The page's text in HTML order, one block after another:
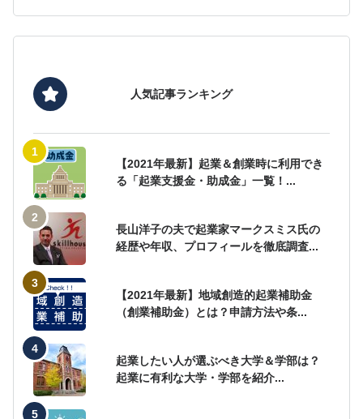
人気記事ランキング
【2021年最新】起業＆創業時に利用でき
る「起業支援金・助成金」一覧！...
長山洋子の夫で起業家マークスミス氏の
経歴や年収、プロフィールを徹底調査...
【2021年最新】地域創造的起業補助金
（創業補助金）とは？申請方法や条...
起業したい人が選ぶべき大学＆学部は？
起業に有利な大学・学部を紹介...